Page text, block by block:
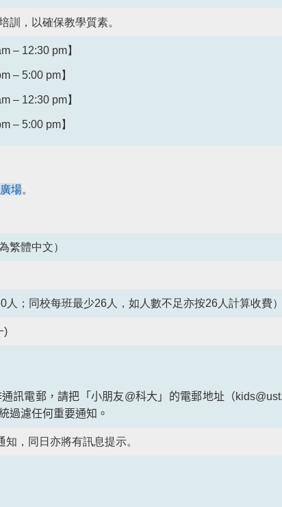
訓，以確保教學質素。
– 12:30 pm】
– 5:00 pm】
– 12:30 pm】
– 5:00 pm】
場。
繁體中文）
；同校每班最少26人，如人數不足亦按26人計算收費）
)
訊電郵，請把「小朋友@科大」的電郵地址（
過濾任何重要通知。
，同日亦將有訊息提示。